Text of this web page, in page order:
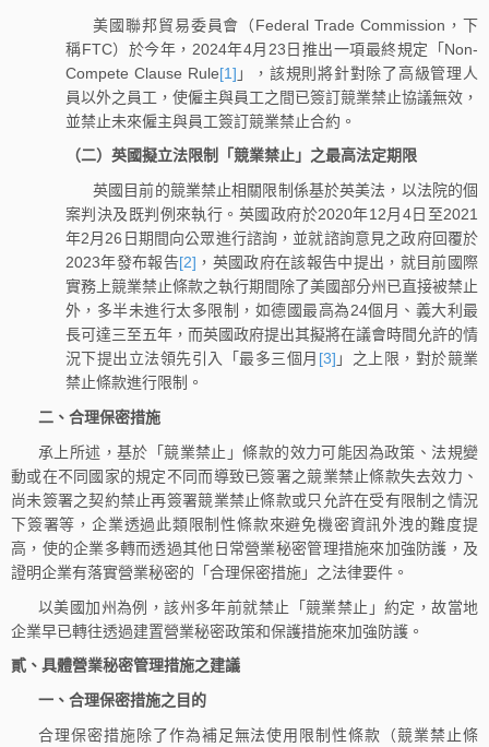
美國聯邦貿易委員會（Federal Trade Commission，下
稱FTC）於今年，2024年4月23日推出一項最終規定「Non-
Compete Clause Rule[1] 」，該規則將針對除了高級管理人
員以外之員工，使僱主與員工之間已簽訂競業禁止協議無效，
並禁止未來僱主與員工簽訂競業禁止合約。
（二）英國擬立法限制「競業禁止」之最高法定期限
英國目前的競業禁止相關限制係基於英美法，以法院的個
案判決及既判例來執行。英國政府於2020年12月4日至2021
年2月26日期間向公眾進行諮詢，並就諮詢意見之政府回覆於
2023年發布報告[2] ，英國政府在該報告中提出，就目前國際
實務上競業禁止條款之執行期間除了美國部分州已直接被禁止
外，多半未進行太多限制，如德國最高為24個月、義大利最
長可達三至五年，而英國政府提出其擬將在議會時間允許的情
況下提出立法領先引入「最多三個月 [3] 」之上限，對於競業
禁止條款進行限制。
二、合理保密措施
承上所述，基於「競業禁止」條款的效力可能因為政策、法規變
動或在不同國家的規定不同而導致已簽署之競業禁止條款失去效力、
尚未簽署之契約禁止再簽署競業禁止條款或只允許在受有限制之情況
下簽署等，企業透過此類限制性條款來避免機密資訊外洩的難度提
高，使的企業多轉而透過其他日常營業秘密管理措施來加強防護，及
證明企業有落實營業秘密的「合理保密措施」之法律要件。
以美國加州為例，該州多年前就禁止「競業禁止」約定，故當地
企業早已轉往透過建置營業秘密政策和保護措施來加強防護。
貳、具體營業秘密管理措施之建議
一、合理保密措施之目的
合理保密措施除了作為補足無法使用限制性條款（競業禁止條